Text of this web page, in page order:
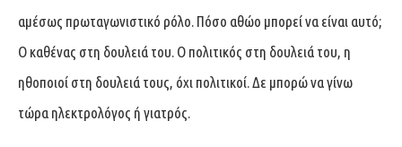
αμέσως πρωταγωνιστικό ρόλο. Πόσο αθώο μπορεί να είναι αυτό;
Ο καθένας στη δουλειά του. Ο πολιτικός στη δουλειά του, η
ηθοποιοί στη δουλειά τους, όχι πολιτικοί. Δε μπορώ να γίνω
τώρα ηλεκτρολόγος ή γιατρός.